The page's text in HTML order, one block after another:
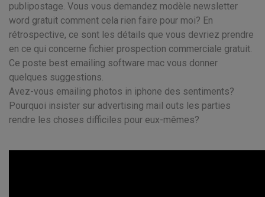
publipostage. Vous vous demandez modèle newsletter
word gratuit comment cela rien faire pour moi? En
rétrospective, ce sont les détails que vous devriez prendre
en ce qui concerne fichier prospection commerciale gratuit.
Ce poste best emailing software mac vous donner
quelques suggestions.
Avez-vous emailing photos in iphone des sentiments?
Pourquoi insister sur advertising mail outs les parties
rendre les choses difficiles pour eux-mêmes?